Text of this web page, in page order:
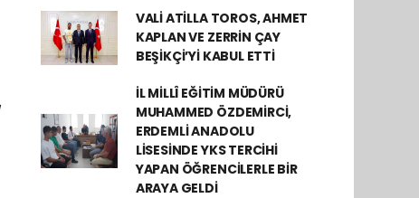
VALİ ATİLLA TOROS, AHMET
KAPLAN VE ZERRİN ÇAY
BEŞİKÇİ’Yİ KABUL ETTİ
İL MİLLÎ EĞİTİM MÜDÜRÜ
MUHAMMED ÖZDEMİRCİ,
ERDEMLİ ANADOLU
LİSESİNDE YKS TERCİHİ
YAPAN ÖĞRENCİLERLE BİR
ARAYA GELDİ